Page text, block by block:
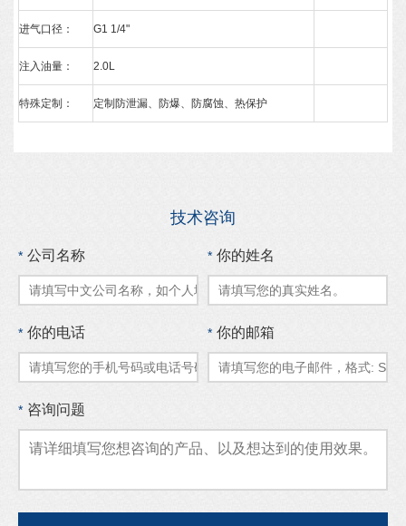
进气口径： G1 1/4"
注入油量： 2.0L
特殊定制： 定制防泄漏、防爆、防腐蚀、热保护
技术咨询
* 公司名称 * 你的姓名
* 你的电话 * 你的邮箱
* 咨询问题